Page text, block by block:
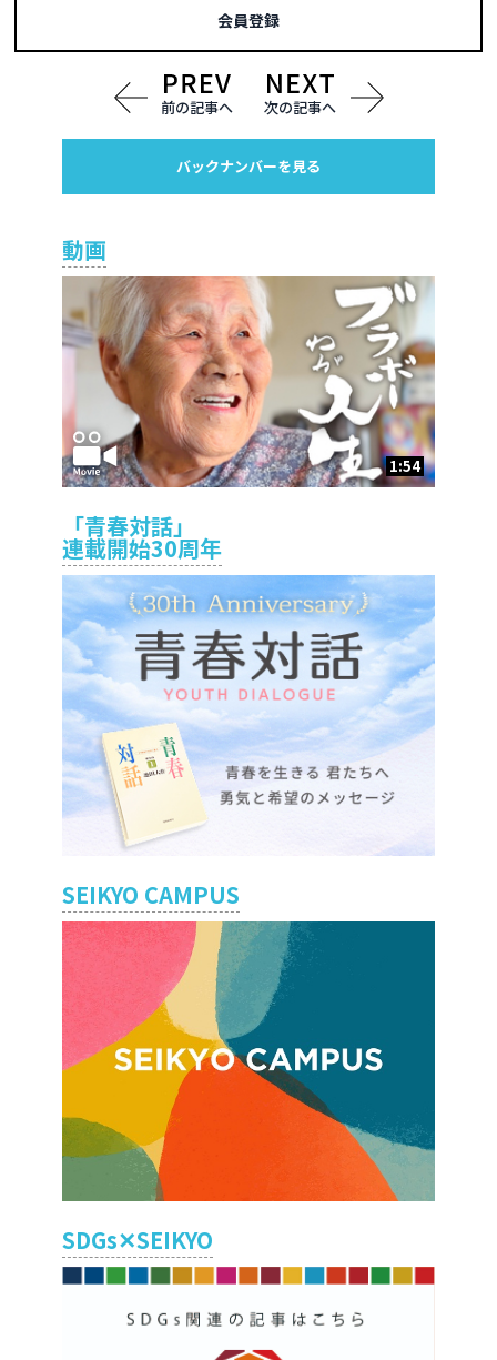
会員登録
前の記事へ 次の記事へ
バックナンバーを見る
動画
1:54
「青春対話」
連載開始30周年
SEIKYO CAMPUS
SDGs✕SEIKYO